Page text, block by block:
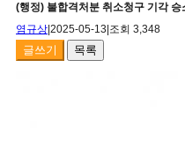
(행정) 불합격처분 취소청구 기각
염규상 2025-05-13 조회 3,348
글쓰기 목록